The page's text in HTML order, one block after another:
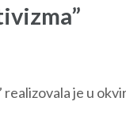
realizovala je u